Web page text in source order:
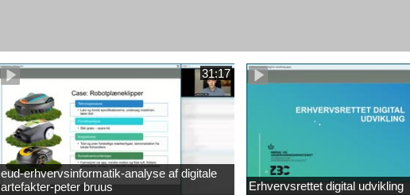
31:17
eud-erhvervsinformatik-analyse af digitale
artefakter-peter bruus
Erhvervsrettet digital udvikling